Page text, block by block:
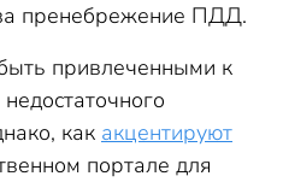
пренебрежение ПДД.
привлеченными к
как акцентируют
портале для